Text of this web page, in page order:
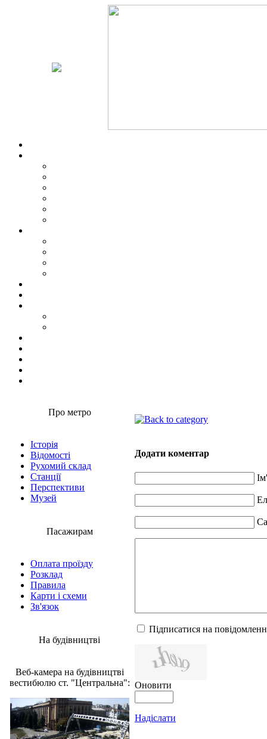
Про метро
Історія
Відомості
Рухомий склад
Станції
Перспективи
Музей
Пасажирам
Оплата проїзду
Розклад
Правила
Карти і схеми
Зв'язок
На будівництві
Веб-камера на будівництві
вестибюлю ст. "Центральна":
Додати коментар
Підписатися на
Оновити
Надіслати